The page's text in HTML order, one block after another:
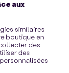
aux
similaires
boutique en
des
des